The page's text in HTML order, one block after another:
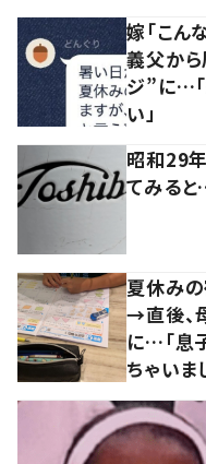
嫁「こん
義父か
ジ”に…「
い」
昭和29
てみると
夏休み
→直後、
に…「息
ちゃいま